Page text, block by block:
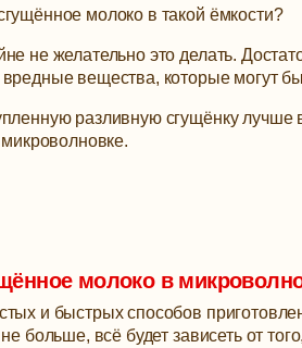
молоко в такой ёмкости?
не желательно это делать.
вредные вещества, которые могут
разливную сгущёнку лучше
молоко в
и быстрых способов
больше, всё будет зависеть от